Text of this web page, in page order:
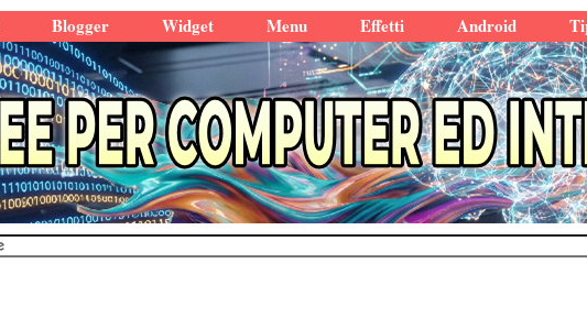
Blogger Widget Menu Effetti Android